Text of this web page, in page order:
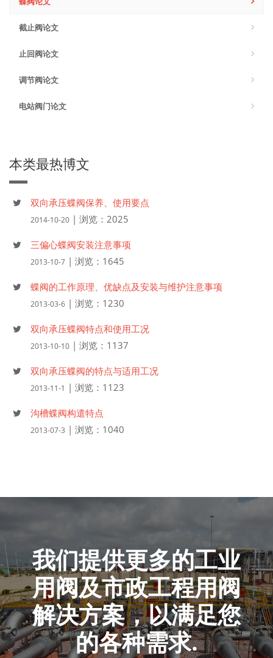
截止阀论文
止回阀论文
调节阀论文
电站阀门论文
本类最热博文
双向承压蝶阀保养、使用要点
2014-10-20 | 浏览：2025
三偏心蝶阀安装注意事项
2013-10-7 | 浏览：1645
蝶阀的工作原理、优缺点及安装与维护注意事项
2013-03-6 | 浏览：1230
双向承压蝶阀特点和使用工况
2013-10-10 | 浏览：1137
双向承压蝶阀的特点与适用工况
2013-11-1 | 浏览：1123
沟槽蝶阀构遣特点
2013-07-3 | 浏览：1040
我们提供更多的工业
用阀及市政工程用阀
解决方案，以满足您
的各种需求.